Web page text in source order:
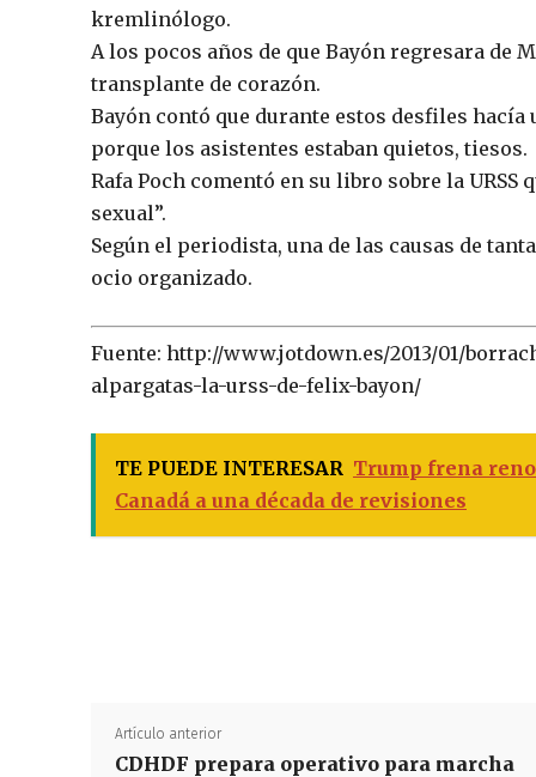
kremlinólogo.
A los pocos años de que Bayón regresara de
transplante de corazón.
Bayón contó que durante estos desfiles
porque los asistentes estaban quietos, tiesos.
Rafa Poch comentó en su libro sobre la
sexual”.
Según el periodista, una de las causas de
ocio organizado.
Fuente: http://www.jotdown.es/2013/01/
alpargatas-la-urss-de-felix-bayon/
TE PUEDE INTERESAR Trump frena
Canadá a una década de revisiones
Artículo anterior
CDHDF prepara operativo para marcha